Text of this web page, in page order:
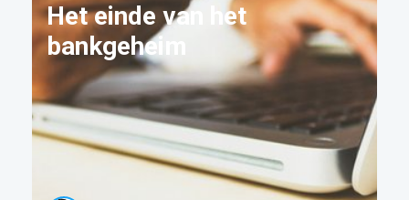
Het einde van het
bankgeheim